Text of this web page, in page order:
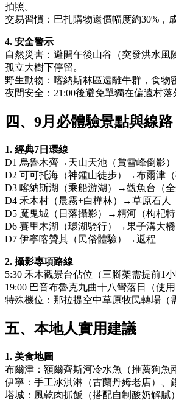
拍照。
交易習慣：巴扎購物還價幅度約30%，
4. 安全警示
自然災害：避開午後山谷（突發洪水風
孤立大樹下停留。
野生動物：喀納斯林區遠離牛群，食物
夜間安全：21:00後避免單獨在偏遠村落
四、9月必體驗景點與線路
1. 經典7日環線
D1 烏魯木齊→天山天池（賞雪峰倒影
D2 可可托海（神鍾山徒步）→布爾津（
D3 喀納斯湖（乘船游湖）→觀魚台（全
D4 禾木村（晨霧+白樺林）→草原石人
D5 魔鬼城（日落攝影）→精河（枸杞特
D6 賽里木湖（環湖騎行）→果子溝大橋
D7 伊寧喀贊其（民俗體驗）→返程
2. 攝影專項路線
5:30 禾木觀景台佔位（三腳架需提前1小
19:00 巴音布魯克九曲十八彎落日（使用
特殊機位：那拉提空中草原牧民轉場（
五、本地人實用建議
1. 美食地圖
布爾津：額爾齊斯河冷水魚（推薦狗魚
伊寧：手工冰淇淋（古蘭丹姆老店）、
塔城：風乾肉抓飯（搭配自制酸奶解膩）